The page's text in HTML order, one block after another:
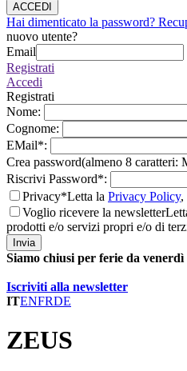
ACCEDI
Hai dimenticato la password?
nuovo utente?
Email
Registrati
Accedi
Registrati
Nome:
Cognome:
EMail*:
Crea password(almeno 8 caratteri:
Riscrivi Password*:
Privacy*Letta la Privacy Policy,
Voglio ricevere la newsletter
prodotti e/o servizi propri e/o di
Invia
Siamo chiusi per ferie da
Iscriviti alla newsletter
ITENFRDE
ZEUS